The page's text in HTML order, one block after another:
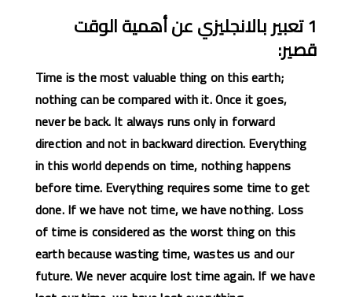
1تعبير بالانجليزي عن أهمية الوقت
قصير:
Time is the most valuable thing on this earth;
nothing can be compared with it. Once it goes,
never be back. It always runs only in forward
direction and not in backward direction. Everything
in this world depends on time, nothing happens
before time. Everything requires some time to get
done. If we have not time, we have nothing. Loss
of time is considered as the worst thing on this
earth because wasting time, wastes us and our
future. We never acquire lost time again. If we have